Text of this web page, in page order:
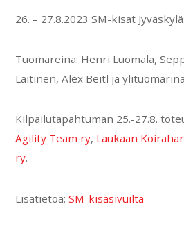
26. – 27.8.2023 SM-kisat
Tuomareina: Henri Luomala,
Laitinen, Alex Beitl ja
Kilpailutapahtuman 25.-27.8.
Agility Team ry, Laukaan
ry.
Lisätietoa:SM-kisasivuilta